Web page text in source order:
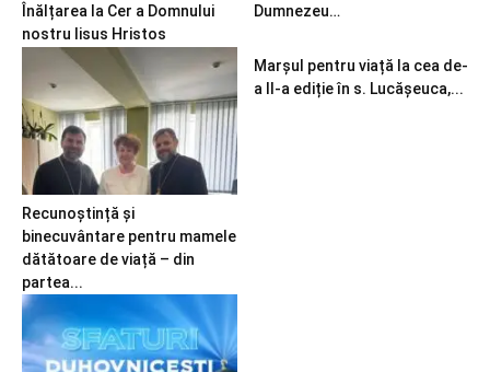
Înălțarea la Cer a Domnului
nostru Iisus Hristos
Dumnezeu…
Recunoștință și
binecuvântare pentru mamele
dătătoare de viață – din
partea...
Marșul pentru viață la cea de-
a II-a ediție în s. Lucășeuca,...